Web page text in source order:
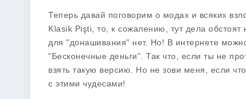
Теперь давай поговорим о модах и всяких
Klasik Pişti, то, к сожалению, тут дела
для "донашивания" нет. Но! В интернете
"Бесконечные деньги". Так что, если ты не
взять такую версию. Но не зови меня, если
с этими чудесами!